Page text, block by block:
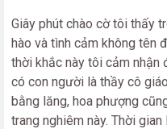
Giây phút chào cờ tôi thấy
hào và tình cảm không tên
thời khắc này tôi cảm
có con người là thầy cô
bằng lăng, hoa phượng
trang nghiêm này. Thời gian